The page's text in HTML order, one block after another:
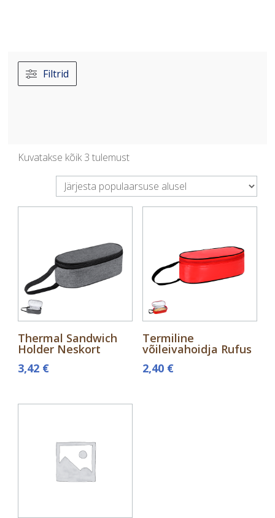
Filtrid
Kuvatakse kõik 3 tulemustSorteeritud
populaarsuse
järgi
Thermal Sandwich
Holder Neskort
3,42 €
Termiline
võileivahoidja Rufus
2,40 €